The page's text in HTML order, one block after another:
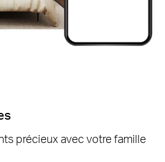
précieux avec votre famille